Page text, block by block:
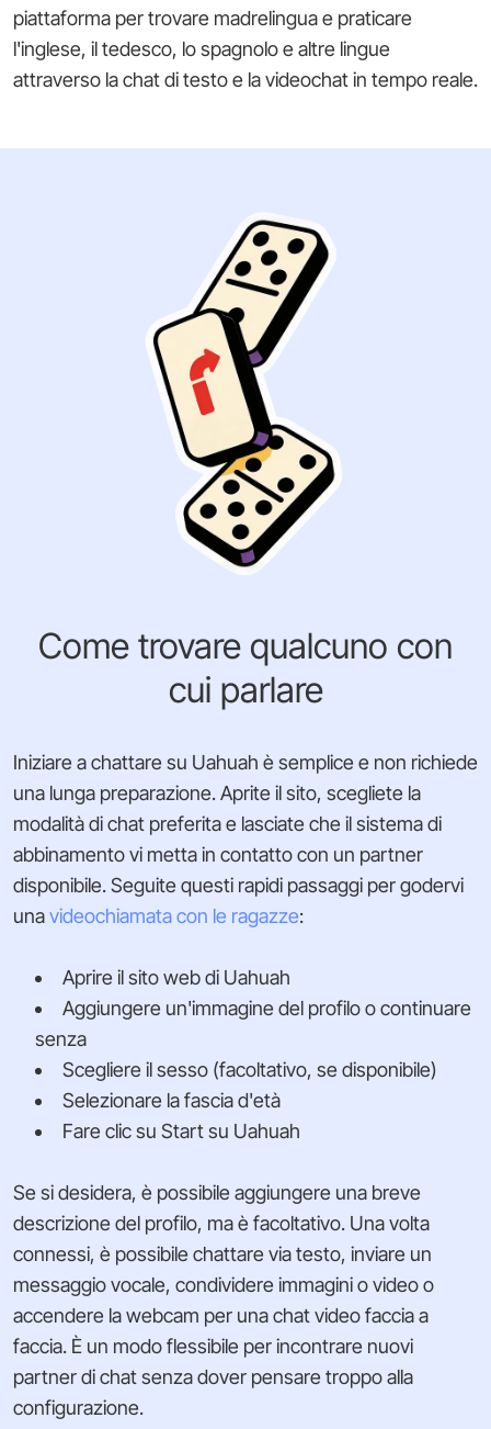
piattaforma per trovare madrelingua e praticare
l'inglese, il tedesco, lo spagnolo e altre lingue
attraverso la chat di testo e la videochat in tempo reale.
Come trovare qualcuno con
cui parlare
Iniziare a chattare su Uahuah è semplice e non richiede
una lunga preparazione. Aprite il sito, scegliete la
modalità di chat preferita e lasciate che il sistema di
abbinamento vi metta in contatto con un partner
disponibile. Seguite questi rapidi passaggi per godervi
unavideochiamata con le ragazze:
Aprire il sito web di Uahuah
Aggiungere un'immagine del profilo o continuare
senza
Scegliere il sesso (facoltativo, se disponibile)
Selezionare la fascia d'età
Fare clic su Start su Uahuah
Se si desidera, è possibile aggiungere una breve
descrizione del profilo, ma è facoltativo. Una volta
connessi, è possibile chattare via testo, inviare un
messaggio vocale, condividere immagini o video o
accendere la webcam per una chat video faccia a
faccia. È un modo flessibile per incontrare nuovi
partner di chat senza dover pensare troppo alla
configurazione.